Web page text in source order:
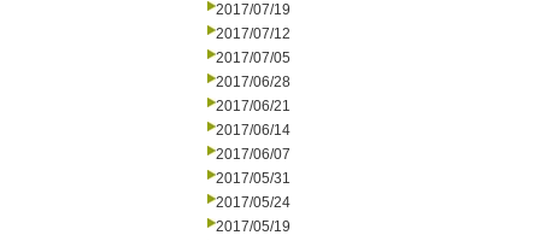
2017/07/19
2017/07/12
2017/07/05
2017/06/28
2017/06/21
2017/06/14
2017/06/07
2017/05/31
2017/05/24
2017/05/19